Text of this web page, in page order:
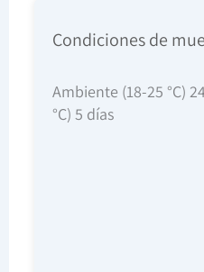
Condiciones de
Ambiente (18-25 °C)
°C) 5 días